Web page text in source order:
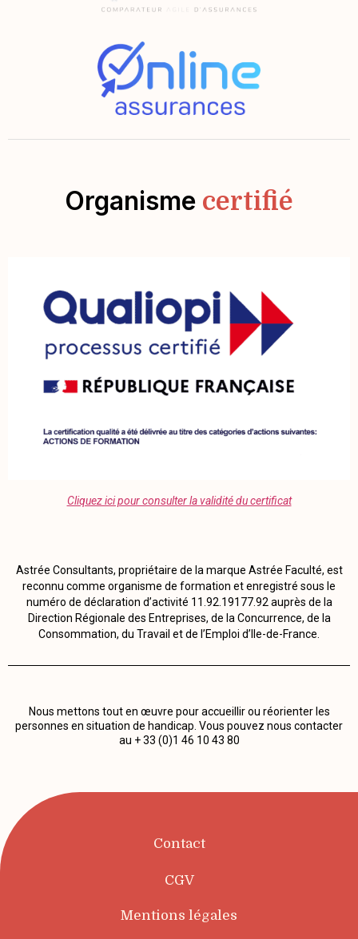
Organisme certifié
Cliquez ici pour consulter la validité du certificat
Astrée Consultants, propriétaire de la marque Astrée Faculté, est
reconnu comme organisme de formation et enregistré sous le
numéro de déclaration d’activité 11.92.19177.92 auprès de la
Direction Régionale des Entreprises, de la Concurrence, de la
Consommation, du Travail et de l’Emploi d’Ile-de-France.
Nous mettons tout en œuvre pour accueillir ou réorienter les
personnes en situation de handicap. Vous pouvez nous contacter
au + 33 (0)1 46 10 43 80
Contact
CGV
Mentions légales